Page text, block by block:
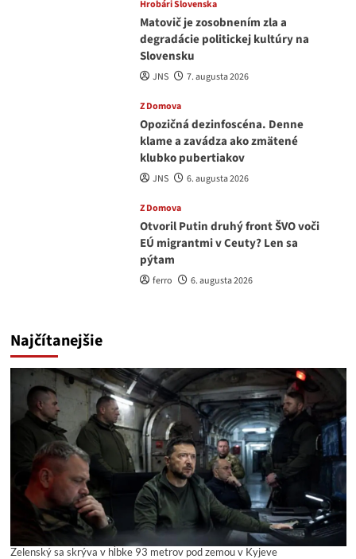
Hrobári Slovenska
Matovič je zosobnením zla a
degradácie politickej kultúry na
Slovensku
JNS 7. augusta 2026
Z Domova
Opozičná dezinfoscéna. Denne
klame a zavádza ako zmätené
klubko pubertiakov
JNS 6. augusta 2026
Z Domova
Otvoril Putin druhý front ŠVO voči
EÚ migrantmi v Ceuty? Len sa
pýtam
ferro 6. augusta 2026
Najčítanejšie
Zelenský sa skrýva v hĺbke 93 metrov pod zemou v Kyjeve